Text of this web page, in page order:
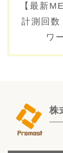
【最新
計測回数
ワ
株